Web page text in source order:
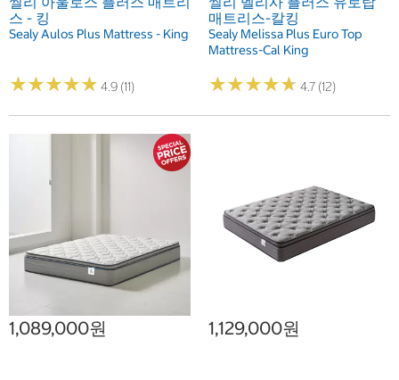
스 - 킹
Sealy Aulos Plus Mattress - King
★★★★★
★★★★★ 4.9 (11)
매트리스-칼킹
Sealy Melissa Plus Euro Top
Mattress-Cal King
★★★★★
★★★★★ 4.7 (12)
1,089,000원 1,129,000원